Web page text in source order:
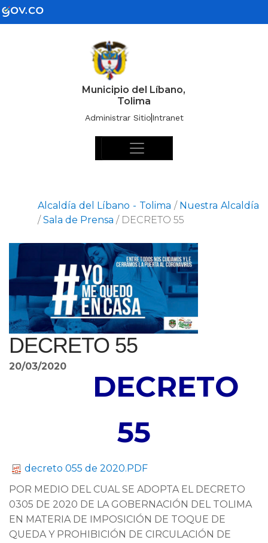
Municipio del Líbano,
Tolima
Administrar SitioIntranet
Alcaldía del Líbano - Tolima / Nuestra Alcaldía
/ Sala de Prensa / DECRETO 55
DECRETO 55
20/03/2020
DECRETO
55
decreto 055 de 2020.PDF
POR MEDIO DEL CUAL SE ADOPTA EL DECRETO
0305 DE 2020 DE LA GOBERNACIÓN DEL TOLIMA
EN MATERIA DE IMPOSICIÓN DE TOQUE DE
QUEDA Y PROHIBICIÓN DE CIRCULACIÓN DE